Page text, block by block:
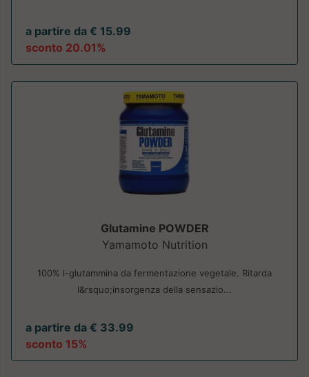
a partire da € 15.99
sconto 20.01%
Glutamine POWDER
Yamamoto Nutrition
100% l-glutammina da fermentazione vegetale. Ritarda
l&rsquo;insorgenza della sensazio...
a partire da € 33.99
sconto 15%